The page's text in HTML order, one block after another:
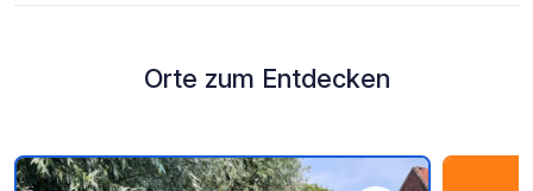
Orte zum Entdecken